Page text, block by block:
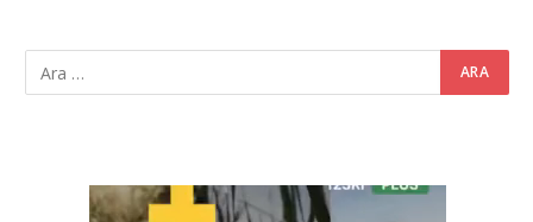
Video
oynatıcı